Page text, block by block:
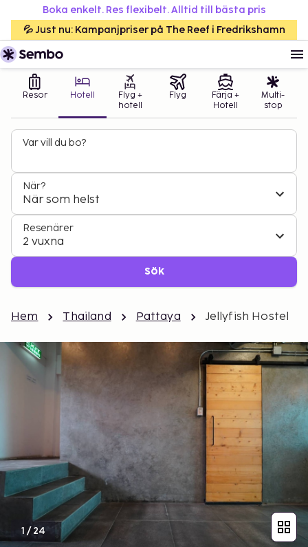
Boka enkelt. Res flexibelt. Alltid till bästa pris
💦 Just nu: Kampanjpriser på The Reef i Fredrikshamn
Resor Hotell
Flyg +
hotell
Flyg
Färja +
Hotell
Multi-
stop
Var vill du bo?
När?
När som helst
Resenärer
2 vuxna
Sök
Hem Thailand Pattaya Jellyfish Hostel
1 /24